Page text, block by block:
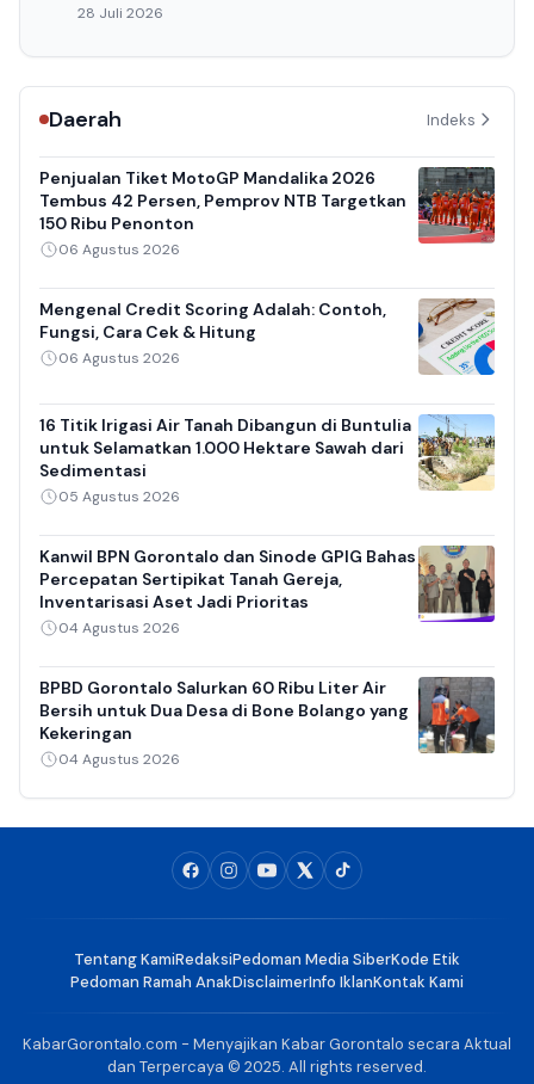
28 Juli 2026
Daerah Indeks
Penjualan Tiket MotoGP Mandalika 2026
Tembus 42 Persen, Pemprov NTB Targetkan
150 Ribu Penonton
06 Agustus 2026
Mengenal Credit Scoring Adalah: Contoh,
Fungsi, Cara Cek & Hitung
06 Agustus 2026
16 Titik Irigasi Air Tanah Dibangun di Buntulia
untuk Selamatkan 1.000 Hektare Sawah dari
Sedimentasi
05 Agustus 2026
Kanwil BPN Gorontalo dan Sinode GPIG Bahas
Percepatan Sertipikat Tanah Gereja,
Inventarisasi Aset Jadi Prioritas
04 Agustus 2026
BPBD Gorontalo Salurkan 60 Ribu Liter Air
Bersih untuk Dua Desa di Bone Bolango yang
Kekeringan
04 Agustus 2026
Tentang KamiRedaksiPedoman Media SiberKode Etik
Pedoman Ramah AnakDisclaimerInfo IklanKontak Kami
KabarGorontalo.com - Menyajikan Kabar Gorontalo secara Aktual
dan Terpercaya © 2025. All rights reserved.